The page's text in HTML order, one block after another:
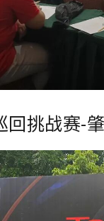
回挑战赛-